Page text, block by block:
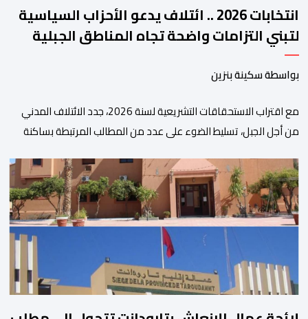
انتخابات 2026 .. ائتلاف يدعو الأحزاب السياسية
لتبني التزامات واضحة تجاه المناطق الجبلية
بواسطة سكينة بنزين
مع اقتراب الاستحقاقات التشريعية لسنة 2026، جدد الائتلاف المدني
من أجل الجبل، تسليط الضوء على عدد من المطالب المرتبطة بساكنة
فيها الأحزاب السياسية، إلى ادراج 10 التزامات ضمن برامجها الانتخابية
المنتظرة، في إطار تعاقد سياسي مع المناطق الجبلية والانتقال من
الوعود الانتخابية إلى التزامات عملية […]